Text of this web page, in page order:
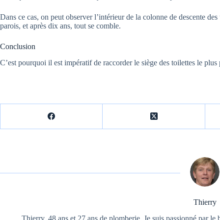
Dans ce cas, on peut observer l’intérieur de la colonne de descente
parois, et après dix ans, tout se comble.
Conclusion
C’est pourquoi il est impératif de raccorder le siège des toilettes le
Thierry
Thierry, 48 ans et 27 ans de plomberie. Je suis passionné par